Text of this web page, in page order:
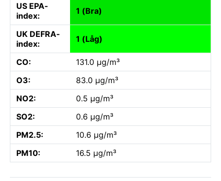
US EPA-
index:
1 (Bra)
UK DEFRA-
index:
1 (Låg)
CO:
131.0 µg/m³
O3:
83.0 µg/m³
NO2:
0.5 µg/m³
SO2:
0.6 µg/m³
PM2.5:
10.6 µg/m³
PM10:
16.5 µg/m³